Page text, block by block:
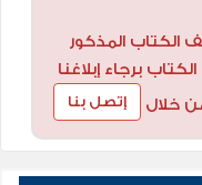
الكتاب المذكور
برجاء إبلاغنا
خلال إتصل بنا